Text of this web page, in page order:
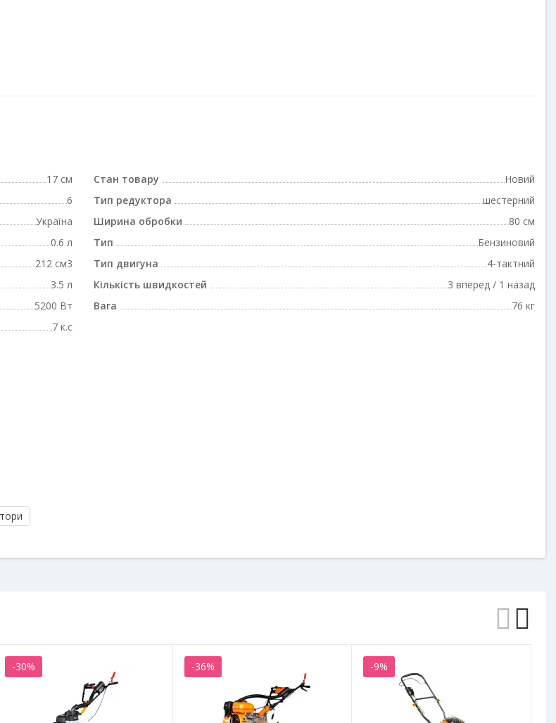
17 см
6
Україна
0.6 л
212 см3
3.5 л
5200 Вт
7 к.с
Стан товару
Новий
Тип редуктора
шестерний
Ширина обробки
80 см
Тип
Бензиновий
Тип двигуна
4-тактний
Кількість швидкостей
3 вперед / 1 назад
Вага
76 кг
-30% -36% -9%